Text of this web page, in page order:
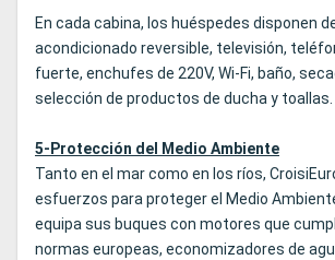
En cada cabina, los huéspedes disponen
acondicionado reversible, televisión,
fuerte, enchufes de 220V, Wi-Fi, baño,
selección de productos de ducha y toallas.
5-Protección del Medio Ambiente
Tanto en el mar como en los ríos,
esfuerzos para proteger el Medio
equipa sus buques con motores que
normas europeas, economizadores de